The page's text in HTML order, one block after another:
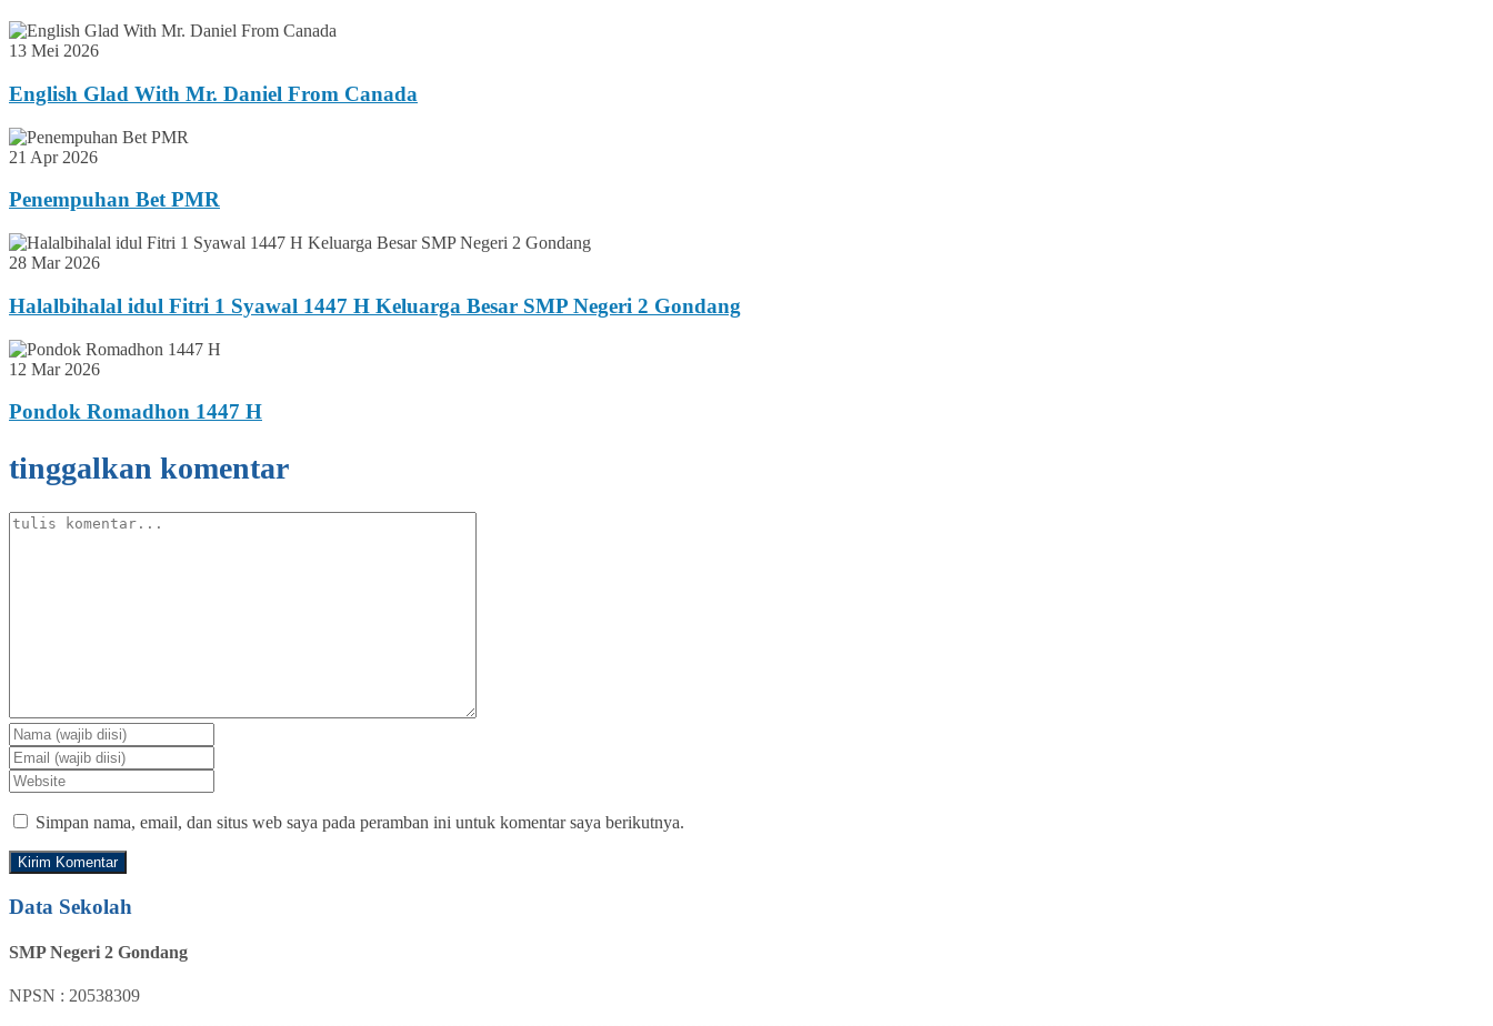
13 Mei 2026
English Glad With Mr. Daniel From Canada
21 Apr 2026
Penempuhan Bet PMR
28 Mar 2026
Halalbihalal idul Fitri 1 Syawal 1447 H Keluarga Besar SMP Negeri 2 Gondang
12 Mar 2026
Pondok Romadhon 1447 H
tinggalkan komentar
Simpan nama, email, dan situs web saya pada peramban ini untuk komentar saya berikutnya.
Data Sekolah
SMP Negeri 2 Gondang
NPSN : 20538309